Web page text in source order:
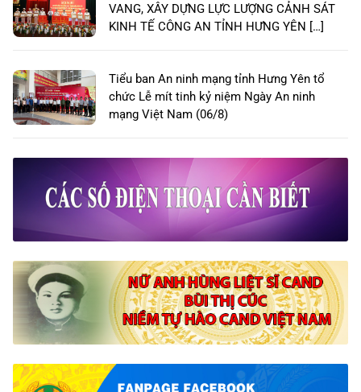
VANG, XÂY DỰNG LỰC LƯỢNG CẢNH SÁT
KINH TẾ CÔNG AN TỈNH HƯNG YÊN […]
Tiểu ban An ninh mạng tỉnh Hưng Yên tổ
chức Lễ mít tinh kỷ niệm Ngày An ninh
mạng Việt Nam (06/8)